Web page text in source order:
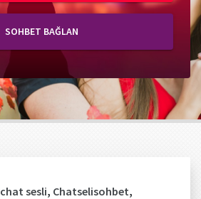
SOHBET BAĞLAN
chat sesli, Chatselisohbet,